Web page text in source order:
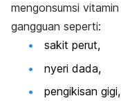
mengonsumsi
gangguan seperti:
sakit perut,
nyeri dada,
pengikisan gigi,